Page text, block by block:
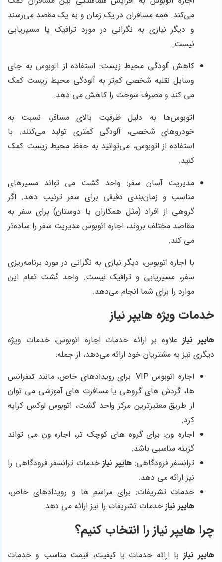
می‌کند. همه مسافران در یک زمان و به یک مقصد می‌رسند
و دیگر نیازی به نگرانی در مورد ترافیک یا مسیریابی
نیست.
کاهش آلودگی محیط زیست: استفاده از اتوبوس به جای
وسایل نقلیه شخصی کم‌تر به آلودگی محیط زیست کمک
می کند و مصرف سوخت را کاهش می دهد.
اتوبوس‌ها به دلیل ظرفیت بالای مسافر، نسبت به
خودروهای شخصی، آلودگی کمتری تولید می‌کنند. با
استفاده از اتوبوس، می‌توانید به حفظ محیط زیست کمک
کنید.
مدیریت آسان سفر: واحد گشت می تواند مسیرهای
مناسب و زمان‌بندی دقیقی برای سفر ترتیب دهد. اگر
گروهی از افراد (مثل همکاران یا دوستان) برای سفر به
مقاصد مختلف بروند، اجاره اتوبوس مدیریت سفر را ساده‌تر
می کند.
با اجاره اتوبوس، دیگر نیازی به نگرانی در مورد برنامه‌ریزی
سفر، مسیریابی و ترافیک نیست. واحد گشت تمام این
موارد را برای شما انجام می‌دهد.
خدمات ویژه هایپر نیاز
هایپر نیاز علاوه بر ارائه خدمات اجاره اتوبوس، خدمات ویژه
دیگری نیز به مشتریان خود ارائه می‌دهد، از جمله:
اجاره اتوبوس VIP: برای رویدادهای خاص، مانند کنفرانس
ها، گردش های گروهی یا مسافرت های آموزشی می توان
از طریق معتبرترین مرکز واحد گشت، اتوبوس لوکس کرایه
کرد.
اجاره ون: برای گروه های کوچک تر، اجاره ون می تواند
گزینه مناسبی باشد.
ترانسفر فرودگاهی: هایپر نیاز خدمات ترانسفر فرودگاهی را
نیز ارائه می دهد.
خدمات تشریفات: برای مراسم ها و رویدادهای خاص،
هایپر نیاز خدمات تشریفات را نیز ارائه می دهد.
چرا هایپر نیازرا انتخاب کنیم؟
هایپر نیاز با ارائه خدمات با کیفیت، قیمت مناسب و خدمات